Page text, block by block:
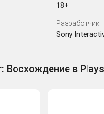
18+
Разработчик
Sony
Восхождение в